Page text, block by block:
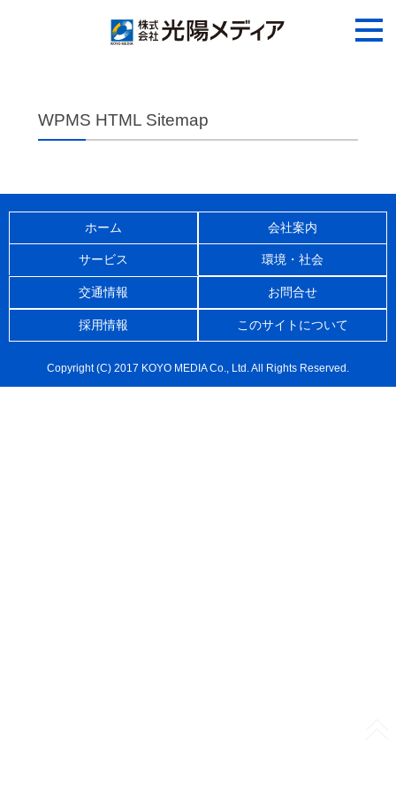
WPMS HTML Sitemap
ホーム 会社案内
サービス 環境・社会
交通情報 お問合せ
採用情報 このサイトについて
Copyright (C) 2017 KOYO MEDIA Co., Ltd. All Rights Reserved.